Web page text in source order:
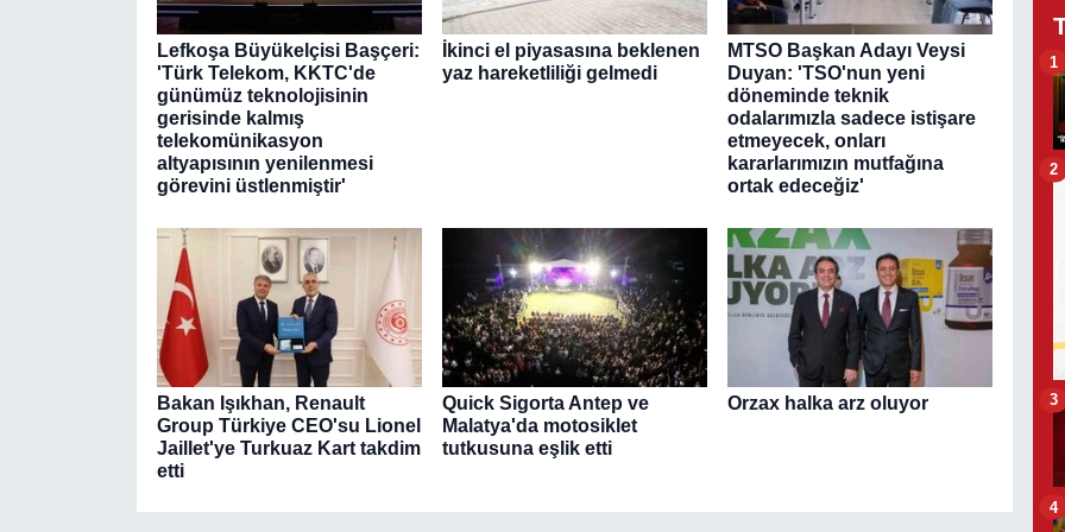
Lefkoşa Büyükelçisi Başçeri:
'Türk Telekom, KKTC'de
günümüz teknolojisinin
gerisinde kalmış
telekomünikasyon
altyapısının yenilenmesi
görevini üstlenmiştir'
İkinci el piyasasına beklenen
yaz hareketliliği gelmedi
MTSO Başkan Adayı Veysi
Duyan: 'TSO'nun yeni
döneminde teknik
odalarımızla sadece istişare
etmeyecek, onları
kararlarımızın mutfağına
ortak edeceğiz'
Bakan Işıkhan, Renault
Group Türkiye CEO'su Lionel
Jaillet'ye Turkuaz Kart takdim
etti
Quick Sigorta Antep ve
Malatya'da motosiklet
tutkusuna eşlik etti
Orzax halka arz oluyor
1
2
3
4